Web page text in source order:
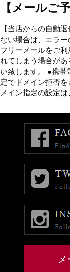
【メールご
【当店からの自動
ない場合は、エラ
フリーメールをご
れてしまう場合が
い致します。 ●携
定でドメイン拒否
メイン指定の設定